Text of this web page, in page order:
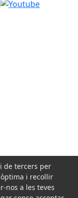
de tercers per
i recollir
nos a les teves